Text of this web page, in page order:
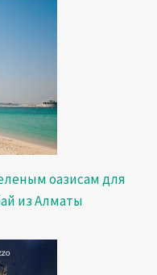
оазисам для
из Алматы